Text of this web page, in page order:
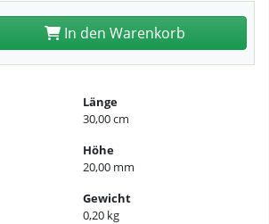
In den Warenkorb
Länge
30,00 cm
Höhe
20,00 mm
Gewicht
0,20 kg